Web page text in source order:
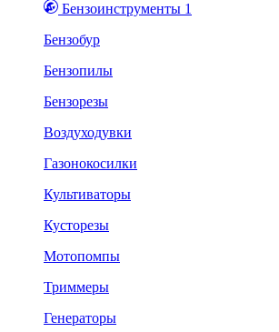
Бензоинструменты 1
Бензобур
Бензопилы
Бензорезы
Воздуходувки
Газонокосилки
Культиваторы
Кусторезы
Мотопомпы
Триммеры
Генераторы